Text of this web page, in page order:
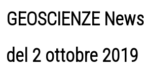
GEOSCIENZE
del 2 ottobre 2019